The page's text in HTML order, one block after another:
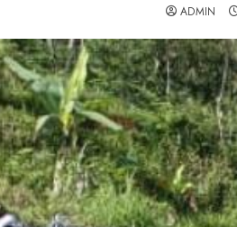
ADMIN